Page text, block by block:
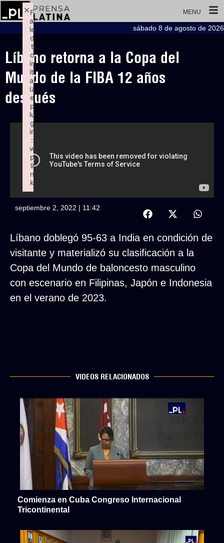
MENU
sábado 8 de agosto de 2026
Líbano retorna a la Copa del
Mundo de la FIBA 12 años
después
septiembre 2, 2022 | 11:42
Líbano doblegó 95-63 a India en condición de
visitante y materializó su clasificación a la
Copa del Mundo de baloncesto masculino
con escenario en Filipinas, Japón e Indonesia
en el verano de 2023.
VIDEOS RELACIONADOS
Comienza en Cuba Congreso Internacional
Tricontinental
F
ai
le
d
t
o
in
iti
al
iz
e
p
lu
g
in
:
w
p
li
n
k
×
Failed to initialize plugin: wplink